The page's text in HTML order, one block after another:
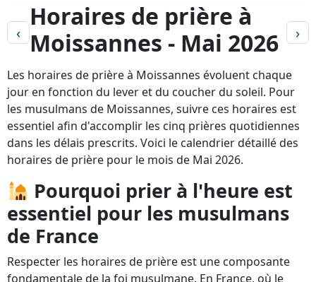
‹
Horaires de prière à
Moissannes - Mai 2026
›
Les horaires de prière à Moissannes évoluent chaque
jour en fonction du lever et du coucher du soleil. Pour
les musulmans de Moissannes, suivre ces horaires est
essentiel afin d'accomplir les cinq prières quotidiennes
dans les délais prescrits. Voici le calendrier détaillé des
horaires de prière pour le mois de Mai 2026.
Pourquoi prier à l'heure est
essentiel pour les musulmans
de France
Respecter les horaires de prière est une composante
fondamentale de la foi musulmane. En France, où le